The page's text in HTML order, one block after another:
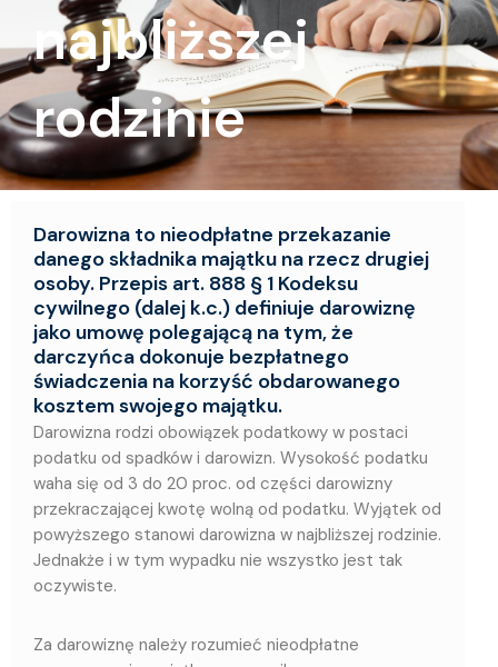
najbliższej
rodzinie
Darowizna to nieodpłatne przekazanie
danego składnika majątku na rzecz drugiej
osoby. Przepis art. 888 § 1 Kodeksu
cywilnego (dalej k.c.) definiuje darowiznę
jako umowę polegającą na tym, że
darczyńca dokonuje bezpłatnego
świadczenia na korzyść obdarowanego
kosztem swojego majątku.
Darowizna rodzi obowiązek podatkowy w postaci
podatku od spadków i darowizn. Wysokość podatku
waha się od 3 do 20 proc. od części darowizny
przekraczającej kwotę wolną od podatku. Wyjątek od
powyższego stanowi darowizna w najbliższej rodzinie.
Jednakże i w tym wypadku nie wszystko jest tak
oczywiste.
Za darowiznę należy rozumieć nieodpłatne